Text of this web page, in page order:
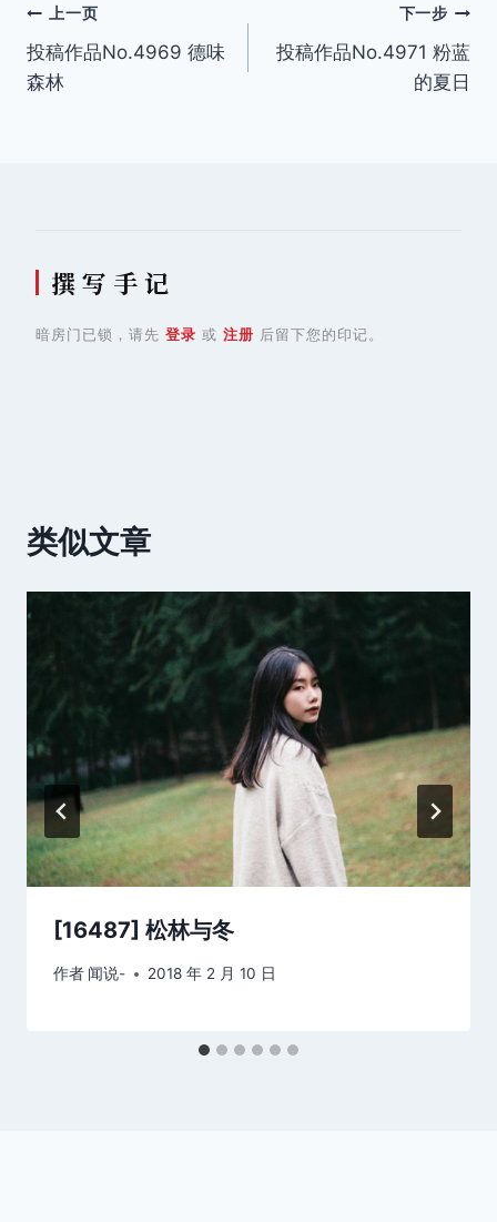
文
章
上一页
投稿作品No.4969 德味
森林
下一步
投稿作品No.4971 粉蓝
的夏日
撰 写 手 记
暗房门已锁，请先 登录 或 注册 后留下您的印记。
类似文章
[16487] 松林与冬
作者 闻说- 2018 年 2 月 10 日